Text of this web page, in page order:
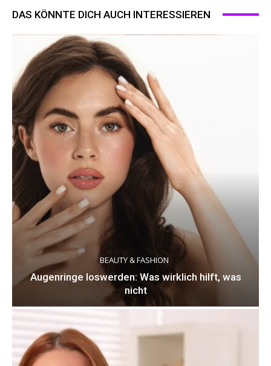
DAS KÖNNTE DICH AUCH INTERESSIEREN
BEAUTY & FASHION
Augenringe loswerden: Was wirklich hilft, was
nicht